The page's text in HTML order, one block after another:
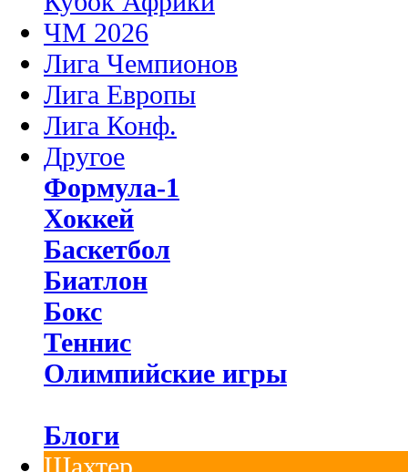
ЧМ 2026
Лига Чемпионов
Лига Европы
Лига Конф.
Другое
Формула-1
Хоккей
Баскетбол
Биатлон
Бокс
Теннис
Олимпийские игры
Блоги
Шахтер